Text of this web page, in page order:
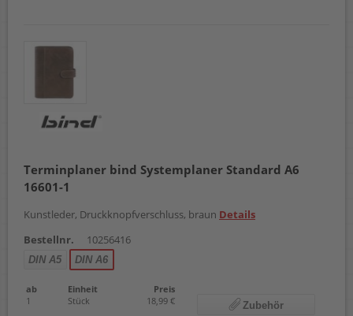
Terminplaner bind Systemplaner Standard A6
16601-1
Kunstleder, Druckknopfverschluss, braun Details
Bestellnr.
10256416
DIN A5 DIN A6
ab Einheit
Preis
1
Stück 18,99 € Zubehör